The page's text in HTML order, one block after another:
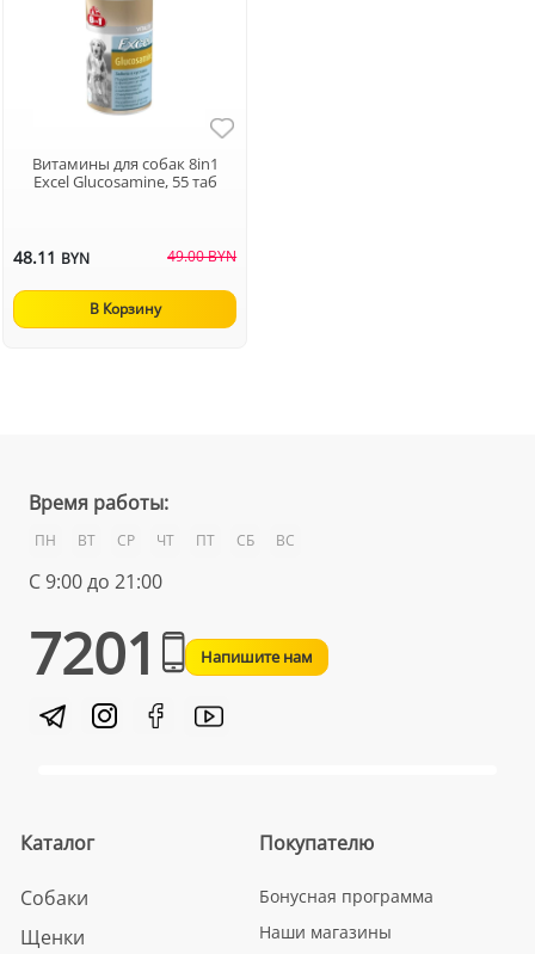
Витамины для собак 8in1
Excel Glucosamine, 55 таб
48.11 BYN 49.00 BYN
В Корзину
Время работы:
ПН ВТ СР ЧТ ПТ СБ ВС
С 9:00 до 21:00
7201 Напишите нам
Каталог
Собаки
Щенки
Покупателю
Бонусная программа
Наши магазины